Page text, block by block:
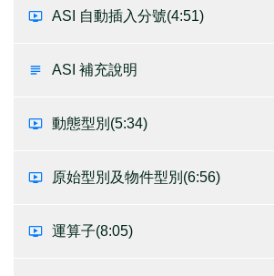
ASI 自動插入分號(4:51)
ASI 補充說明
動態型別 (5:34)
原始型別及物件型別 (6:56)
運算子(8:05)